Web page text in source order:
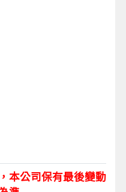
本公司保有最後變動